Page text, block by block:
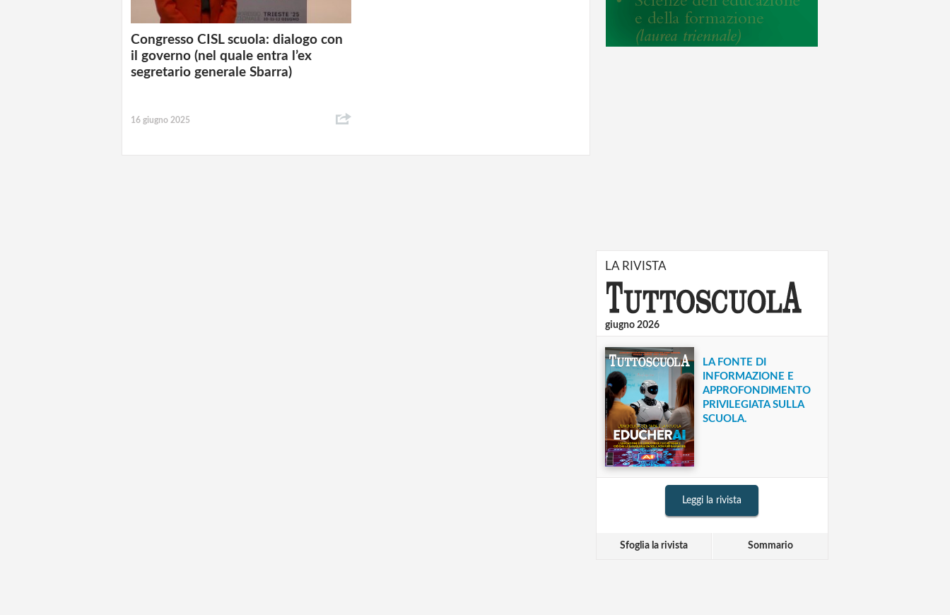
Congresso CISL scuola: dialogo con
il governo (nel quale entra l’ex
segretario generale Sbarra)
16 giugno 2025
LA RIVISTA
giugno 2026
LA FONTE DI
INFORMAZIONE E
APPROFONDIMENTO
PRIVILEGIATA SULLA
SCUOLA.
Leggi la rivista
Sfoglia la rivista Sommario